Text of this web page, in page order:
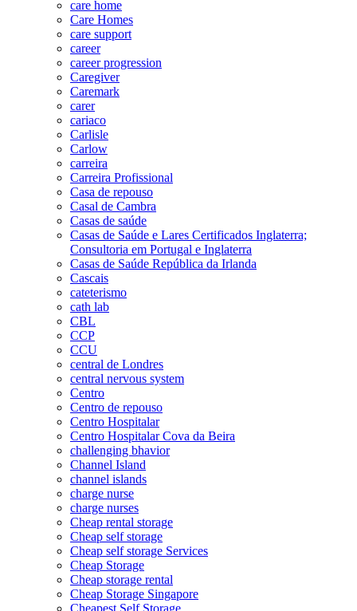
care home
Care Homes
care support
career
career progression
Caregiver
Caremark
carer
cariaco
Carlisle
Carlow
carreira
Carreira Profissional
Casa de repouso
Casal de Cambra
Casas de saúde
Casas de Saúde e Lares Certificados Inglaterra;
Consultoria em Portugal e Inglaterra
Casas de Saúde República da Irlanda
Cascais
cateterismo
cath lab
CBL
CCP
CCU
central de Londres
central nervous system
Centro
Centro de repouso
Centro Hospitalar
Centro Hospitalar Cova da Beira
challenging bhavior
Channel Island
channel islands
charge nurse
charge nurses
Cheap rental storage
Cheap self storage
Cheap self storage Services
Cheap Storage
Cheap storage rental
Cheap Storage Singapore
Cheapest Self Storage